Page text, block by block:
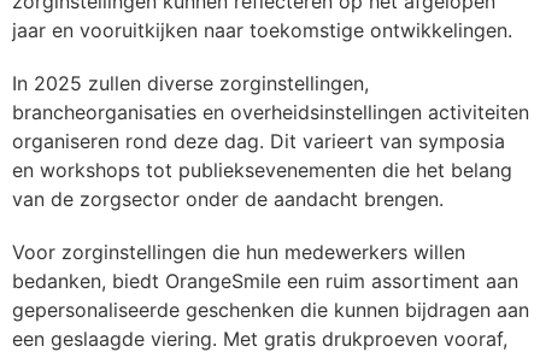
jaar en vooruitkijken naar toekomstige ontwikkelingen.
In 2025 zullen diverse zorginstellingen,
brancheorganisaties en overheidsinstellingen activiteiten
organiseren rond deze dag. Dit varieert van symposia
en workshops tot publieksevenementen die het belang
van de zorgsector onder de aandacht brengen.
Voor zorginstellingen die hun medewerkers willen
bedanken, biedt OrangeSmile een ruim assortiment aan
gepersonaliseerde geschenken die kunnen bijdragen aan
een geslaagde viering. Met gratis drukproeven vooraf,